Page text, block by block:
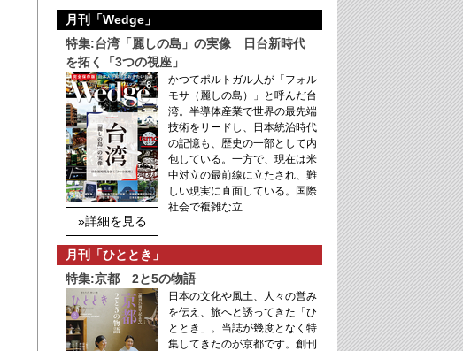
月刊「Wedge」
特集:台湾「麗しの島」の実像 日台新時代
を拓く「3つの視座」
»詳細を見る
かつてポルトガル人が「フォル
モサ（麗しの島）」と呼んだ台
湾。半導体産業で世界の最先端
技術をリードし、日本統治時代
の記憶も、歴史の一部として内
包している。一方で、現在は米
中対立の最前線に立たされ、難
しい現実に直面している。国際
社会で複雑な立…
月刊「ひととき」
特集:京都 2と5の物語
日本の文化や風土、人々の営み
を伝え、旅へと誘ってきた「ひ
ととき」。当誌が幾度となく特
集してきたのが京都です。創刊